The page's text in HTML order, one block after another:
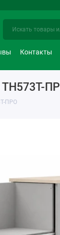
Контакты
ТН573Т-
ПРО